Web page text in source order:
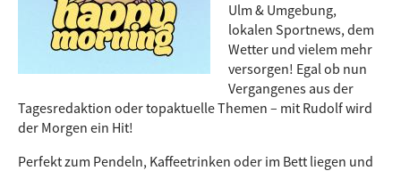
Ulm & Umgebung,
lokalen Sportnews, dem
Wetter und vielem mehr
versorgen! Egal ob nun
Vergangenes aus der
Tagesredaktion oder topaktuelle Themen – mit Rudolf wird
der Morgen ein Hit!
Perfekt zum Pendeln, Kaffeetrinken oder im Bett liegen und